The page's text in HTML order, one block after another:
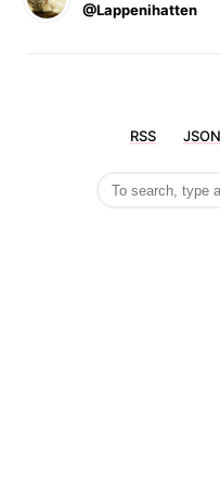
@Lappenihatten
RSS